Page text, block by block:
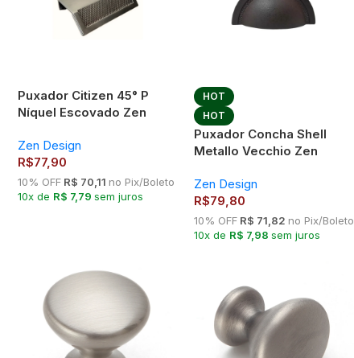
Puxador Citizen 45° P
Níquel Escovado Zen
Zen Design
R$77,90
10% OFFR$ 70,11 no Pix/Boleto
10x de R$ 7,79 sem juros
HOT
HOT
Puxador Concha Shell
Metallo Vecchio Zen
Zen Design
R$79,80
10% OFFR$ 71,82 no Pix/Boleto
10x de R$ 7,98 sem juros